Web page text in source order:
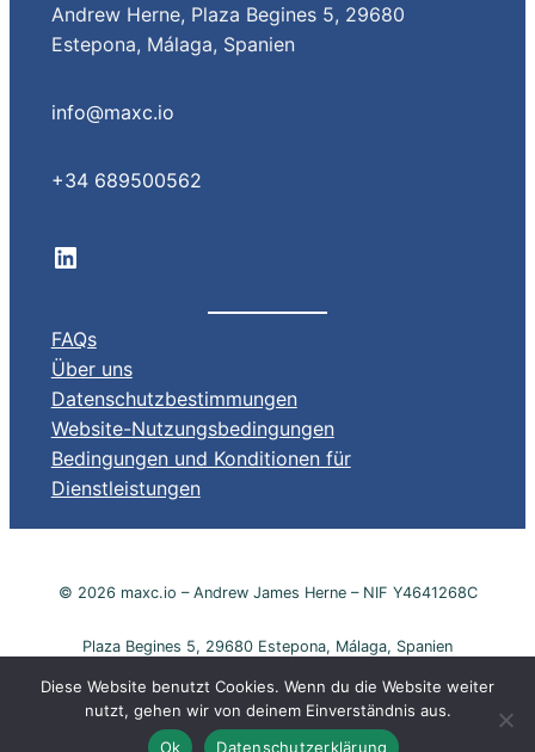
Andrew Herne, Plaza Begines 5, 29680
Estepona, Málaga, Spanien
info@maxc.io
+34 689500562
LinkedIn company profile
FAQs
Über uns
Datenschutzbestimmungen
Website-Nutzungsbedingungen
Bedingungen und Konditionen für
Dienstleistungen
© 2026 maxc.io – Andrew James Herne – NIF Y4641268C
Plaza Begines 5, 29680 Estepona, Málaga, Spanien
Diese Website benutzt Cookies. Wenn du die Website weiter
nutzt, gehen wir von deinem Einverständnis aus.
Ok
Datenschutzerklärung